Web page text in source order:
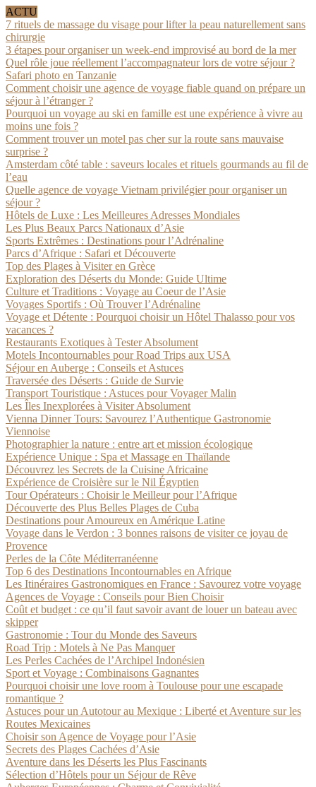
ACTU
7 rituels de massage du visage pour lifter la peau naturellement sans
chirurgie
3 étapes pour organiser un week-end improvisé au bord de la mer
Quel rôle joue réellement l’accompagnateur lors de votre séjour ?
Safari photo en Tanzanie
Comment choisir une agence de voyage fiable quand on prépare un
séjour à l’étranger ?
Pourquoi un voyage au ski en famille est une expérience à vivre au
moins une fois ?
Comment trouver un motel pas cher sur la route sans mauvaise
surprise ?
Amsterdam côté table : saveurs locales et rituels gourmands au fil de
l’eau
Quelle agence de voyage Vietnam privilégier pour organiser un
séjour ?
Hôtels de Luxe : Les Meilleures Adresses Mondiales
Les Plus Beaux Parcs Nationaux d’Asie
Sports Extrêmes : Destinations pour l’Adrénaline
Parcs d’Afrique : Safari et Découverte
Top des Plages à Visiter en Grèce
Exploration des Déserts du Monde: Guide Ultime
Culture et Traditions : Voyage au Coeur de l’Asie
Voyages Sportifs : Où Trouver l’Adrénaline
Voyage et Détente : Pourquoi choisir un Hôtel Thalasso pour vos
vacances ?
Restaurants Exotiques à Tester Absolument
Motels Incontournables pour Road Trips aux USA
Séjour en Auberge : Conseils et Astuces
Traversée des Déserts : Guide de Survie
Transport Touristique : Astuces pour Voyager Malin
Les Îles Inexplorées à Visiter Absolument
Vienna Dinner Tours: Savourez l’Authentique Gastronomie
Viennoise
Photographier la nature : entre art et mission écologique
Expérience Unique : Spa et Massage en Thaïlande
Découvrez les Secrets de la Cuisine Africaine
Expérience de Croisière sur le Nil Égyptien
Tour Opérateurs : Choisir le Meilleur pour l’Afrique
Découverte des Plus Belles Plages de Cuba
Destinations pour Amoureux en Amérique Latine
Voyage dans le Verdon : 3 bonnes raisons de visiter ce joyau de
Provence
Perles de la Côte Méditerranéenne
Top 6 des Destinations Incontournables en Afrique
Les Itinéraires Gastronomiques en France : Savourez votre voyage
Agences de Voyage : Conseils pour Bien Choisir
Coût et budget : ce qu’il faut savoir avant de louer un bateau avec
skipper
Gastronomie : Tour du Monde des Saveurs
Road Trip : Motels à Ne Pas Manquer
Les Perles Cachées de l’Archipel Indonésien
Sport et Voyage : Combinaisons Gagnantes
Pourquoi choisir une love room à Toulouse pour une escapade
romantique ?
Astuces pour un Autotour au Mexique : Liberté et Aventure sur les
Routes Mexicaines
Choisir son Agence de Voyage pour l’Asie
Secrets des Plages Cachées d’Asie
Aventure dans les Déserts les Plus Fascinants
Sélection d’Hôtels pour un Séjour de Rêve